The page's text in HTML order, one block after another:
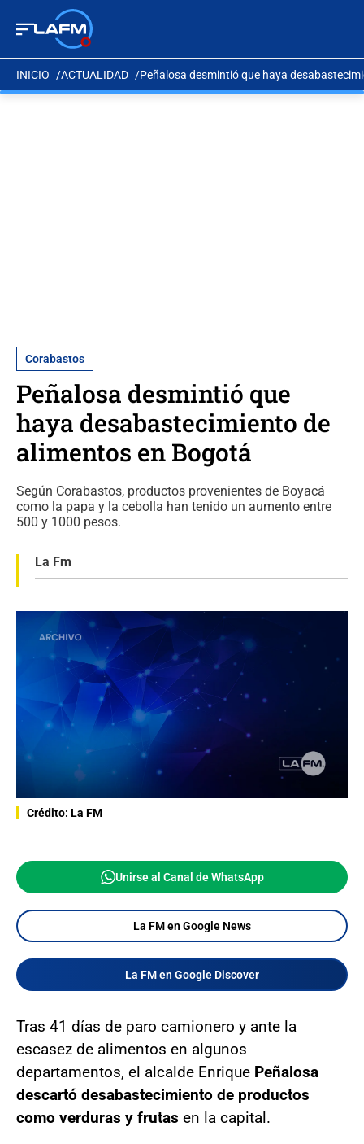
INICIO ACTUALIDAD Peñalosa desmintió que haya
Corabastos
Peñalosa desmintió que
haya desabastecimiento de
alimentos en Bogotá
Según Corabastos, productos provenientes de Boyacá
como la papa y la cebolla han tenido un aumento entre
500 y 1000 pesos.
La Fm
Crédito: La FM
Unirse al Canal de WhatsApp
La FM en Google News
La FM en Google Discover
Tras 41 días de paro camionero y ante la
escasez de alimentos en algunos
departamentos, el alcalde Enrique Peñalosa
descartó desabastecimiento de productos
como verduras y frutas en la capital.